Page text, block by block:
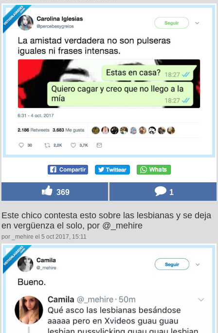
369 1
Este chico contesta esto sobre las lesbianas y se deja
en vergüenza el solo, por @_mehire
por _mehire el 5 oct 2017, 15:11